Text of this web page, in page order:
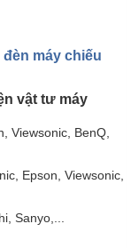
máy chiếu
vật tư máy
Viewsonic, BenQ,
Epson, Viewsonic,
Sanyo,...